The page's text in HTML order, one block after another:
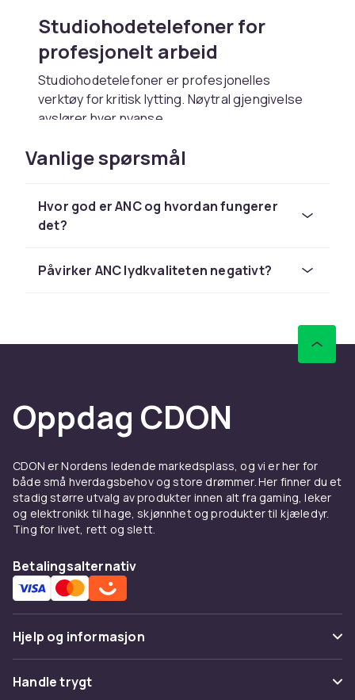
Studiohodetelefoner for
profesjonelt arbeid
Studiohodetelefoner er profesjonelles
verktøy for kritisk lytting. Nøytral gjengivelse
avslører hver nyanse.
Lukkede for innspilling
mikrofonen og isolerer omgivelseslyd.
Åpne for miksing
Åpne gir bredt og naturlig lydbilde som ligner
studiomonitorer, ideelt for presis miksing.
Utvalget inkluderer modeller fra Beyerdynamic,
Hos CDON finner du støydempende
hodetelefoner fra ledende merker som Sony,
konkurransedyktige priser. Vi tilbyr rask
levering, enkel retur og trygg handel online.
Hos CDON finner du støydempende
hodetelefoner fra ledende merker som Sony,
konkurransedyktige priser. Vi tilbyr rask
levering, enkel retur og trygg handel online.
Hos CDON finner du støydempende
hodetelefoner fra ledende merker som Sony,
levering, enkel retur og trygg handel online.
Vanlige spørsmål
Hvor god er ANC og hvordan fungerer
det?
Påvirker ANC lydkvaliteten negativt?
Oppdag CDON
CDON er Nordens ledende markedsplass, og vi er her for
både små hverdagsbehov og store drømmer. Her finner du et
stadig større utvalg av produkter innen alt fra gaming, leker
og elektronikk til hage, skjønnhet og produkter til kjæledyr.
Ting for livet, rett og slett.
Betalingsalternativ
Hjelp og informasjon
Vanlige spørsmål
Handle trygt